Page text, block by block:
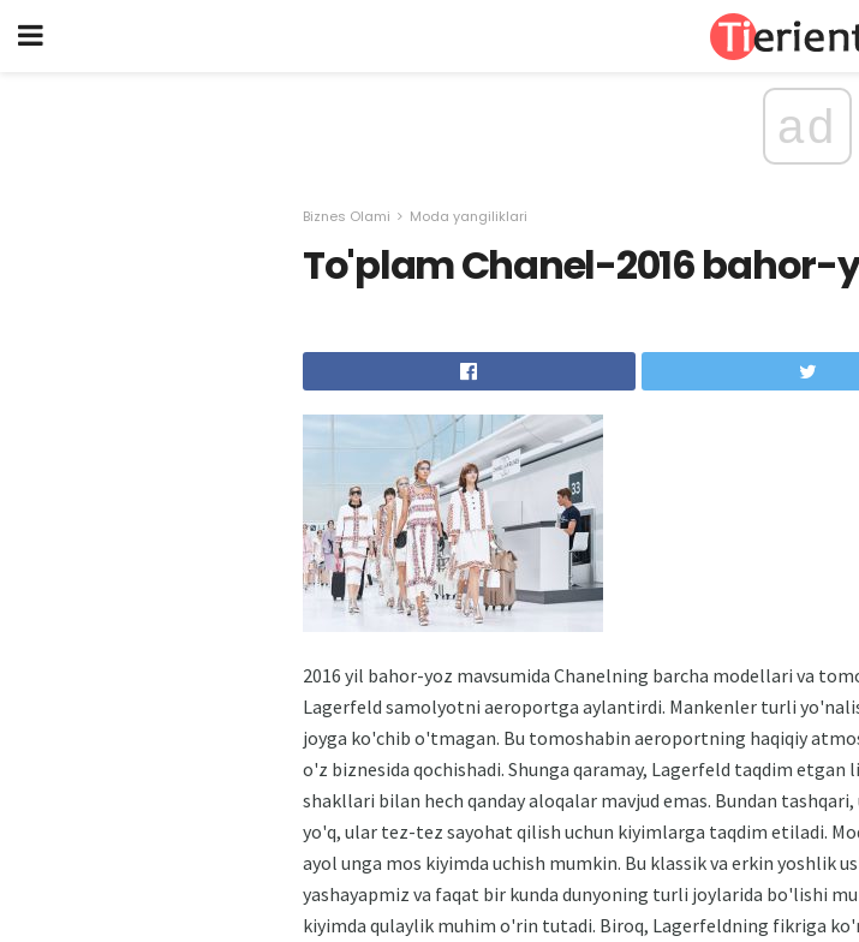
ad
Biznes Olami Moda yangiliklari
To'plam Chanel-2016 bahor-
2016 yil bahor-yoz mavsumida Chanelning barcha modellari va
Lagerfeld samolyotni aeroportga aylantirdi. Mankenler turli
joyga ko'chib o'tmagan. Bu tomoshabin aeroportning haqiqiy
o'z biznesida qochishadi. Shunga qaramay, Lagerfeld taqdim
shakllari bilan hech qanday aloqalar mavjud emas. Bundan
yo'q, ular tez-tez sayohat qilish uchun kiyimlarga taqdim etiladi.
ayol unga mos kiyimda uchish mumkin. Bu klassik va erkin yoshlik
yashayapmiz va faqat bir kunda dunyoning turli joylarida bo'lishi
kiyimda qulaylik muhim o'rin tutadi. Biroq, Lagerfeldning fikriga